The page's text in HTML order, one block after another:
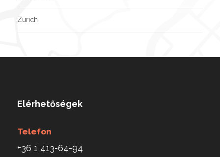
Zürich
Elérhetőségek
Telefon
+36 1 413-64-94